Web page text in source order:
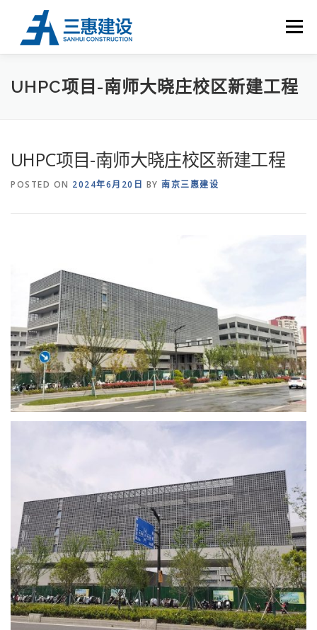
Menu
首 页 关于三惠 荣誉资质 工程业绩 UHPC
UHPC项目-南师大晓庄校区新建工程
UHPC项目-南师大晓庄校区新建工程
POSTED ON 2024年6月20日 BY 南京三惠建设